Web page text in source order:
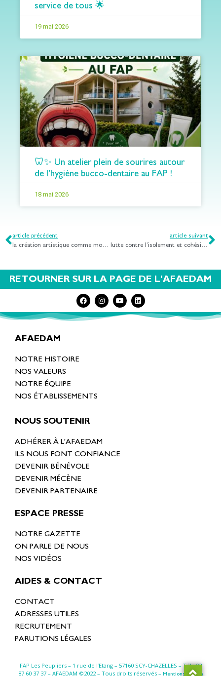
service de tous 🌟
19 mai 2026
🦷✨ Un atelier plein de sourires autour
de l’hygiène bucco-dentaire au FAP !
18 mai 2026
article précédent
la création artistique comme moyen d’expression
article suivant
lutte contre l’isolement et cohésion de groupe : recréer du lien social
RETOURNER SUR LA PAGE DE L'AFAEDAM
AFAEDAM
NOTRE HISTOIRE
NOS VALEURS
NOTRE ÉQUIPE
NOS ÉTABLISSEMENTS
NOUS SOUTENIR
ADHÉRER À L'AFAEDAM
ILS NOUS FONT CONFIANCE
DEVENIR BÉNÉVOLE
DEVENIR MÉCÈNE
DEVENIR PARTENAIRE
ESPACE PRESSE
NOTRE GAZETTE
ON PARLE DE NOUS
NOS VIDÉOS
AIDES & CONTACT
CONTACT
ADRESSES UTILES
RECRUTEMENT
PARUTIONS LÉGALES
FAP Les Peupliers – 1 rue de l’Etang – 57160 SCY-CHAZELLES – Tél : 03
87 60 37 37 – AFAEDAM ©2022 – Tous droits réservés – Mentions légales